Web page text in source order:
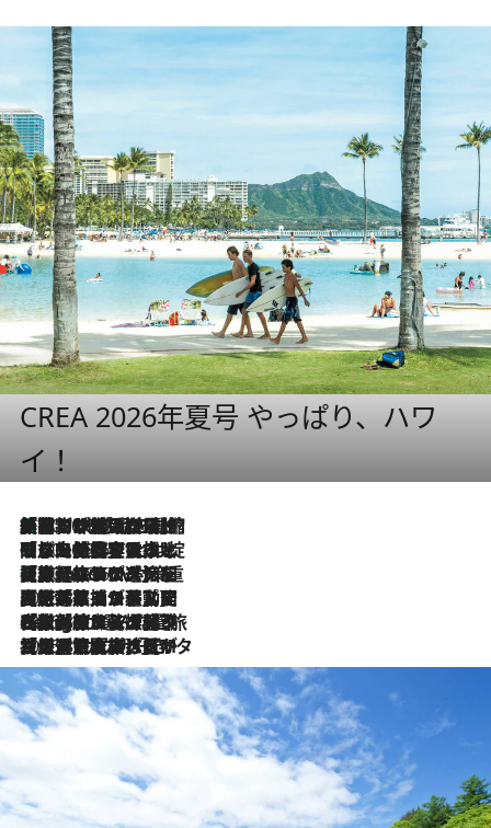
CREA 2026年夏号 やっぱり、ハワ
イ！
2026.8.6
「荷物が増えるほど旅ストレスは増す」美容ジャーナリストがたどり着いた最終結論。“化粧品を劇的に減らす”感動の凝縮美容とは
2026.8.6
「旅先には金髪ウィッグを持参」日本と同じメイクでは損してる!? 美容ジャーナリストが提案する“掟破りの旅美容”とは
2026.8.6
【厳選旅コスメ】「身軽さ＆UV対策重視！」ヘアアーティストshucoが選んだ夏旅ベストコスメを発表【Mサイズジップ】
2026.8.5
【厳選旅コスメ】国内をあちこち移動する河井菜摘が選んだ夏旅ベストコスメ発表！「リラックスアイテムはマスト」【Mサイズジップ】
2026.8.4
【厳選旅コスメ】「紫外線＆乾燥対策しながらメイク感も！」ヘア＆メイクGeorgeが選んだ夏旅ベストコスメを発表！【Mサイズジップ】
2026.8.3
【厳選旅コスメ】「保湿もタイパ重視！」“サウナ好き”タレント清水みさとが愛用する夏旅ベストコスメを発表！【Mサイズジップ】